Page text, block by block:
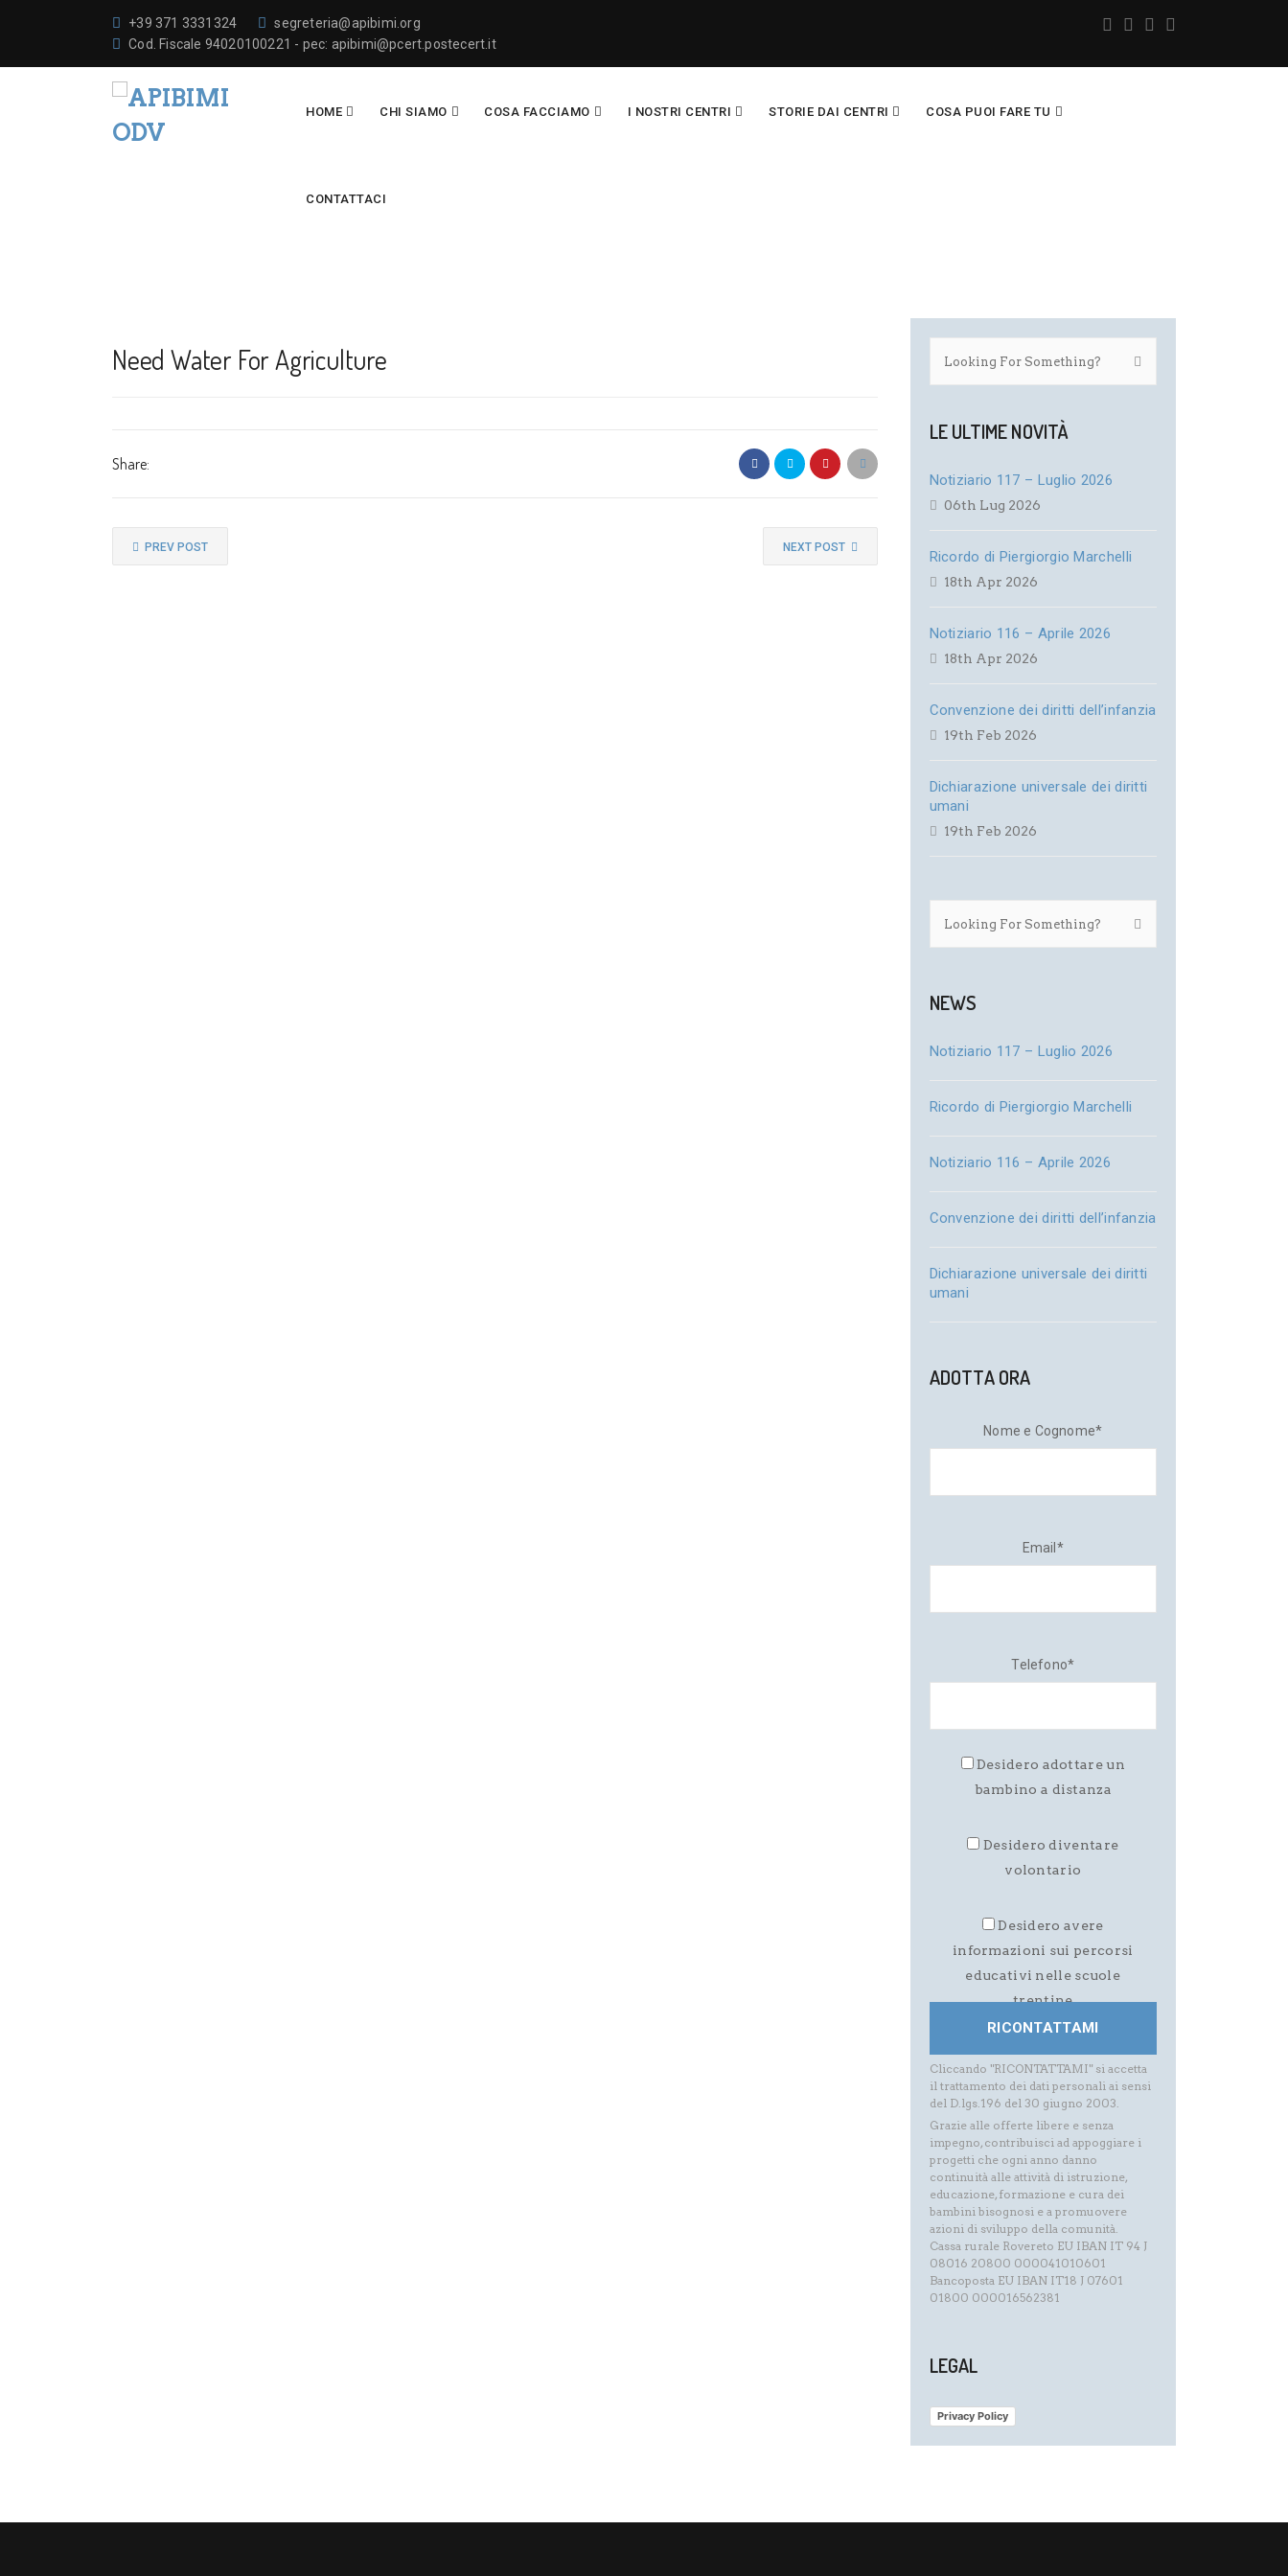
+39 371 3331324
segreteria@apibimi.org
Cod. Fiscale 94020100221 - pec: apibimi@pcert.postecert.it
HOME CHI SIAMO COSA FACCIAMO I NOSTRI CENTRI STORIE DAI CENTRI COSA PUOI FARE TU
CONTATTACI
Need Water For Agriculture
Share:
PREV POST NEXT POST
LE ULTIME NOVITÀ
Notiziario 117 – Luglio 2026
06th Lug 2026
Ricordo di Piergiorgio Marchelli
18th Apr 2026
Notiziario 116 – Aprile 2026
18th Apr 2026
Convenzione dei diritti dell’infanzia
19th Feb 2026
Dichiarazione universale dei diritti
umani
19th Feb 2026
NEWS
Notiziario 117 – Luglio 2026
Ricordo di Piergiorgio Marchelli
Notiziario 116 – Aprile 2026
Convenzione dei diritti dell’infanzia
Dichiarazione universale dei diritti
umani
ADOTTA ORA
Nome e Cognome*
Email*
Telefono*
Desidero adottare un
bambino a distanza
Desidero diventare
volontario
Desidero avere
informazioni sui percorsi
educativi nelle scuole
trentine
Cliccando "RICONTATTAMI" si accetta
il trattamento dei dati personali ai sensi
del D.lgs.196 del 30 giugno 2003.
Grazie alle offerte libere e senza
impegno, contribuisci ad appoggiare i
progetti che ogni anno danno
continuità alle attività di istruzione,
educazione, formazione e cura dei
bambini bisognosi e a promuovere
azioni di sviluppo della comunità.
Cassa rurale Rovereto EU IBAN IT 94 J
08016 20800 000041010601
Bancoposta EU IBAN IT18 J 07601
01800 000016562381
LEGAL
Privacy Policy